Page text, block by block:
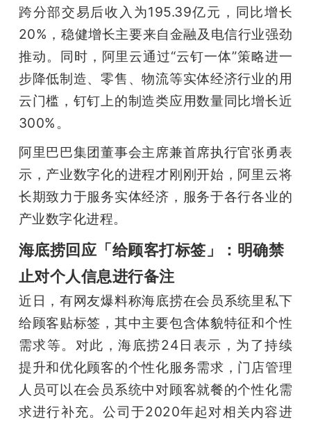
跨分部交易后收入为195.39亿元，同比增长
20%，稳健增长主要来自金融及电信行业强劲
推动。同时，阿里云通过“云钉一体”策略进一
步降低制造、零售、物流等实体经济行业的用
云门槛，钉钉上的制造类应用数量同比增长近
300%。
阿里巴巴集团董事会主席兼首席执行官张勇表
示，产业数字化的进程才刚刚开始，阿里云将
长期致力于服务实体经济，服务于各行各业的
产业数字化进程。
海底捞回应「给顾客打标签」：明确禁
止对个人信息进行备注
近日，有网友爆料称海底捞在会员系统里私下
给顾客贴标签，其中主要包含体貌特征和个性
需求等。对此，海底捞24日表示，为了持续
提升和优化顾客的个性化服务需求，门店管理
人员可以在会员系统中对顾客就餐的个性化需
求进行补充。公司于2020年起对相关内容进